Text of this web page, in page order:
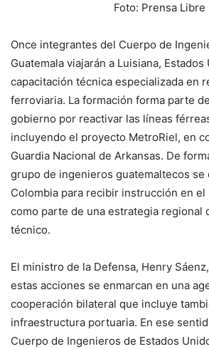
Foto: Prensa Libre
Once integrantes del Cuerpo de
Guatemala viajarán a Luisiana,
capacitación técnica especializada en
ferroviaria. La formación forma parte
gobierno por reactivar las líneas
incluyendo el proyecto MetroRiel, en
Guardia Nacional de Arkansas. De
grupo de ingenieros guatemaltecos se
Colombia para recibir instrucción en el
como parte de una estrategia regional
técnico.
El ministro de la Defensa, Henry
estas acciones se enmarcan en una
cooperación bilateral que incluye
infraestructura portuaria. En ese
Cuerpo de Ingenieros de Estados